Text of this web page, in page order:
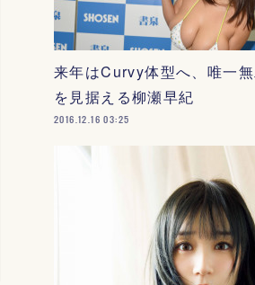
来年はCurvy体型へ、唯一
を見据える柳瀬早紀
2016.12.16 03:25